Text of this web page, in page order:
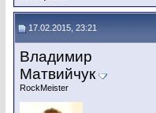
17.02.2015, 23:21
Владимир
Матвийчук
RockMeister